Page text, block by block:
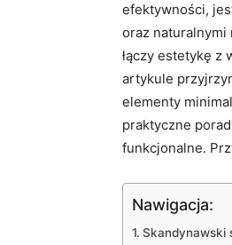
efektywności,
oraz naturalnymi
łączy estetykę z
artykule
elementy
praktyczne
funkcjonalne.
Nawigacja:
Skandynawski